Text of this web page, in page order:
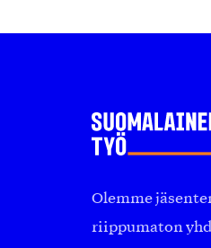
Olemme
riippumaton